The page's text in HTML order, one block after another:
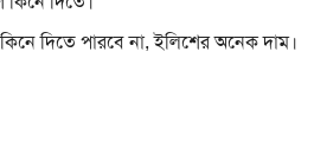
দিতে পারবে না, ইলিশের অনেক দাম।